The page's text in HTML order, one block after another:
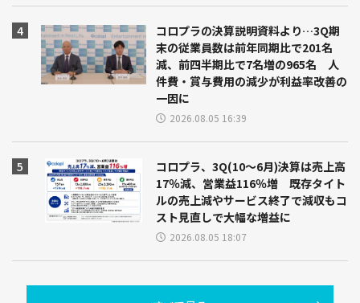
コロプラの決算説明資料より…3Q期
末の従業員数は前年同期比で201名
減、前四半期比で7名増の965名 人
件費・賞与費用の減少が利益率改善の
一因に
2026.08.05 16:39
コロプラ、3Q(10～6月)決算は売上高
17％減、営業益116％増 既存タイト
ルの売上減やサービス終了で減収もコ
スト見直しで大幅な増益に
2026.08.05 18:07